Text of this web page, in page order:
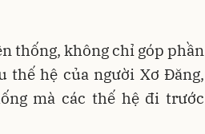
thống, không chỉ góp phần
thế hệ của người Xơ Đăng,
mà các thế hệ đi trước